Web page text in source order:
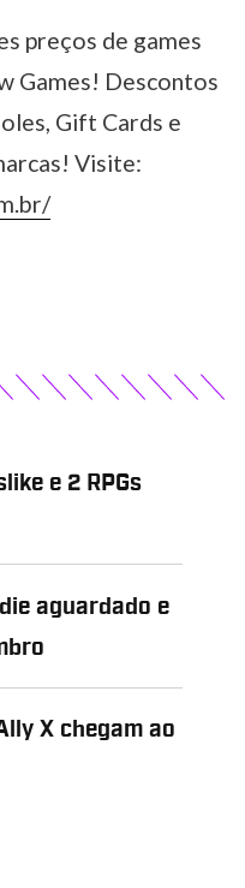
preços de games
Games! Descontos
Gift Cards e
Visite:
e 2 RPGs
aguardado e
X chegam ao